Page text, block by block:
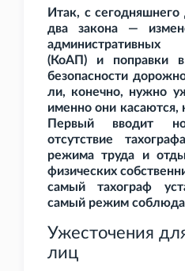
Итак, с сегодняшнего
два закона —
административных
(КоАП) и поправки
безопасности
ли, конечно, нужно
именно они касаются,
Первый вводит
отсутствие
режима труда и
физических
самый тахограф
самый режим
Ужесточения
лиц